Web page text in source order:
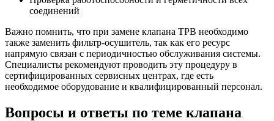
соединений
Важно помнить, что при замене клапана ТРВ необходимо
также заменить фильтр-осушитель, так как его ресурс
напрямую связан с периодичностью обслуживания системы.
Специалисты рекомендуют проводить эту процедуру в
сертифицированных сервисных центрах, где есть
необходимое оборудование и квалифицированный персонал.
Вопросы и ответы по теме клапана